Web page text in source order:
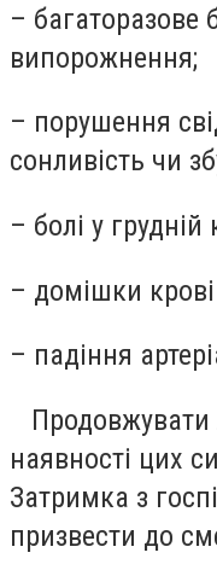
– багаторазове
випорожнення;
– порушення
сонливість чи
– болі у грудній
– домішки крові
– падіння
Продовжувати
наявності цих
Затримка з
призвести до